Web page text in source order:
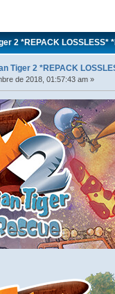
2 *REPACK
Tiger 2 *REPACK
de 2018, 01:57:43 am »